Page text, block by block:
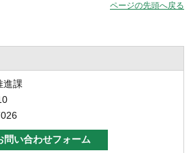
ページの先頭へ戻る
進課